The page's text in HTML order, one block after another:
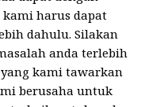
harus dapat
dahulu. Silakan
anda terlebih
kami tawarkan
berusaha untuk